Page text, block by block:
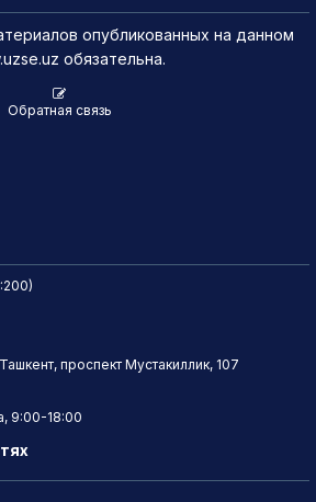
опубликованных на данном
обязательна.
Обратная связь
проспект Мустакиллик, 107
9:00-18:00